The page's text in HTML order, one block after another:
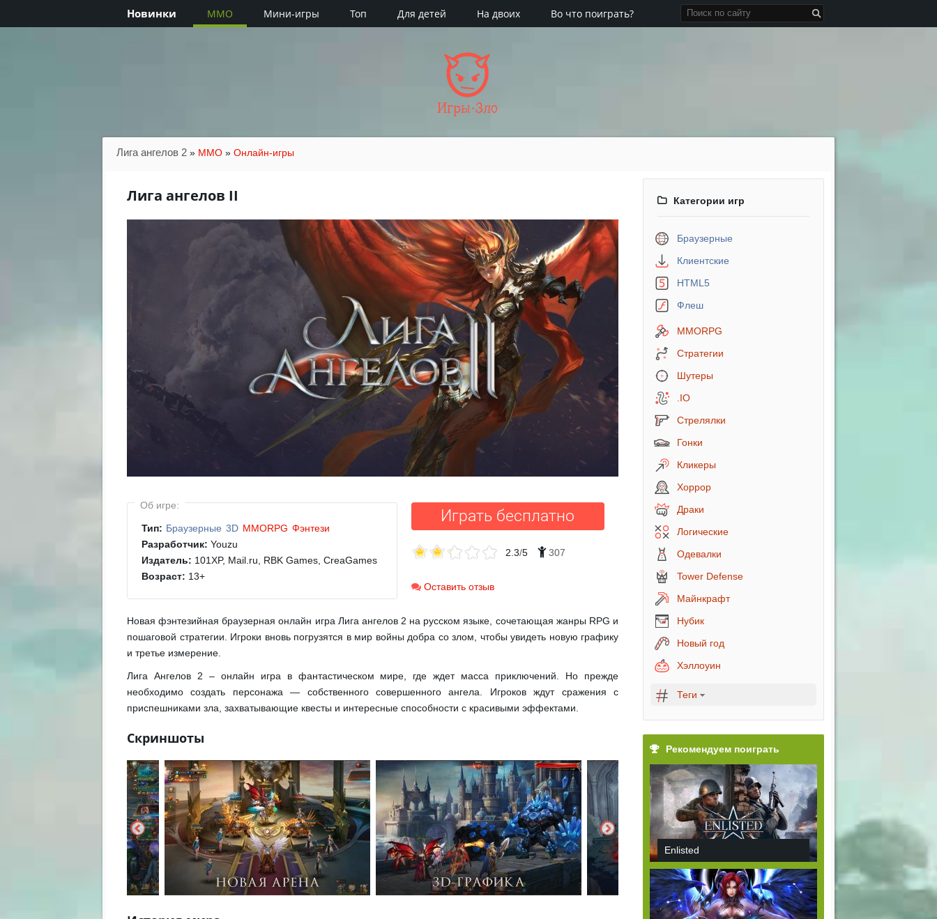
Новинки MMO Мини-игры Топ Для детей На двоих Во что поиграть?
Игры·Зло
Лига ангелов 2 » MMO » Онлайн-игры
Лига ангелов II
Об игре:
Тип: Браузерные 3D MMORPG Фэнтези
Разработчик: Youzu
Издатель: 101XP, Mail.ru, RBK Games, CreaGames
Возраст: 13+
Играть бесплатно
2.3/5 307
Оставить отзыв
Новая фэнтезийная браузерная онлайн игра Лига ангелов 2 на русском языке, сочетающая жанры RPG и
пошаговой стратегии. Игроки вновь погрузятся в мир войны добра со злом, чтобы увидеть новую графику
и третье измерение.
Лига Ангелов 2 – онлайн игра в фантастическом мире, где ждет масса приключений. Но прежде
необходимо создать персонажа — собственного совершенного ангела. Игроков ждут сражения с
приспешниками зла, захватывающие квесты и интересные способности с красивыми эффектами.
Скриншоты
Категории игр
Браузерные
Клиентские
HTML5
Флеш
MMORPG
Стратегии
Шутеры
.IO
Стрелялки
Гонки
Кликеры
Хоррор
Драки
Логические
Одевалки
Tower Defense
Майнкрафт
Нубик
Новый год
Хэллоуин
Теги
Рекомендуем поиграть
Enlisted